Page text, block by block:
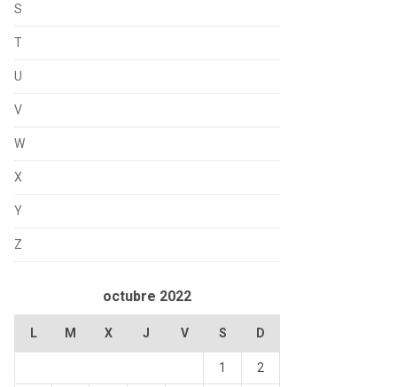
S
T
U
V
W
X
Y
Z
octubre 2022
L M X J V S D
1 2